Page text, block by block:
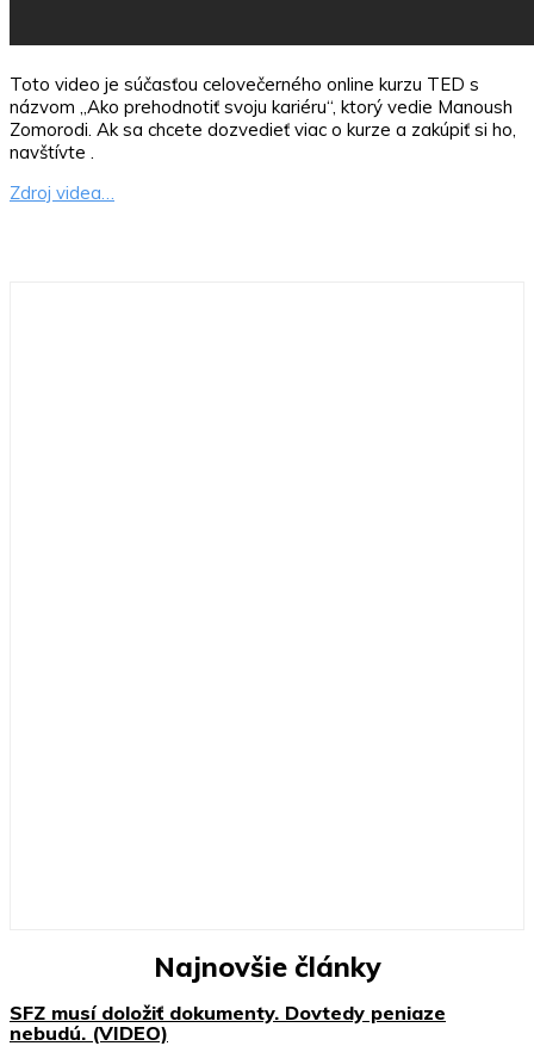
Toto video je súčasťou celovečerného online kurzu TED s
názvom „Ako prehodnotiť svoju kariéru“, ktorý vedie Manoush
Zomorodi. Ak sa chcete dozvedieť viac o kurze a zakúpiť si ho,
navštívte .
Zdroj videa…
Najnovšie články
SFZ musí doložiť dokumenty. Dovtedy peniaze
nebudú. (VIDEO)